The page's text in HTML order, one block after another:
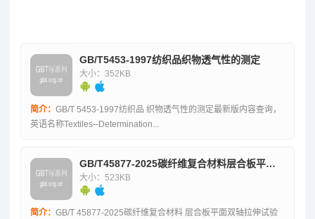
GB/T5453-1997纺织品织物透气性的测定
大小：352KB
简介： GB/T 5453-1997纺织品 织物透气性的测定最新版内容查询，
英语名称Textiles--Determination...
GB/T45877-2025碳纤维复合材料层合板平面双轴拉伸试验方法
大小：523KB
简介： GB/T 45877-2025碳纤维复合材料 层合板平面双轴拉伸试验